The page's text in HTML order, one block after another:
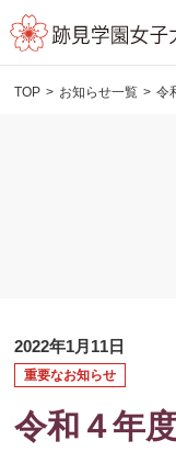
TOP お知らせ一覧 令
2022年1月11日
重要なお知らせ
令和４年